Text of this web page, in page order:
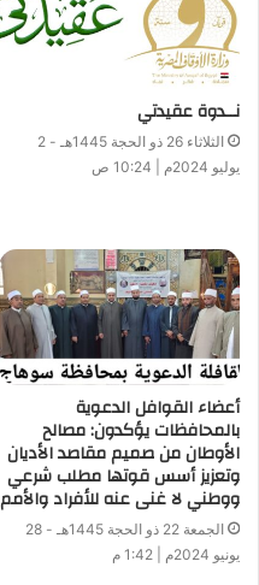
نــدوة عقيدتي
الثلاثاء 26 ذو الحجة 1445هـ - 2
يوليو 2024م | 10:24 ص
أعضاء القوافل الدعوية
بالمحافظات يؤكدون: مصالح
الأوطان من صميم مقاصد الأديان
وتعزيز أسس قوتها مطلب شرعي
ووطني لا غنى عنه للأفراد والأمم
الجمعة 22 ذو الحجة 1445هـ - 28
يونيو 2024م | 1:42 م